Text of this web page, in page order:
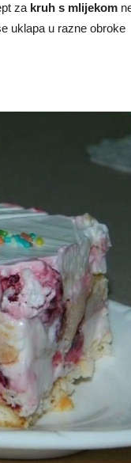
za kruh s mlijekom
uklapa u razne obroke